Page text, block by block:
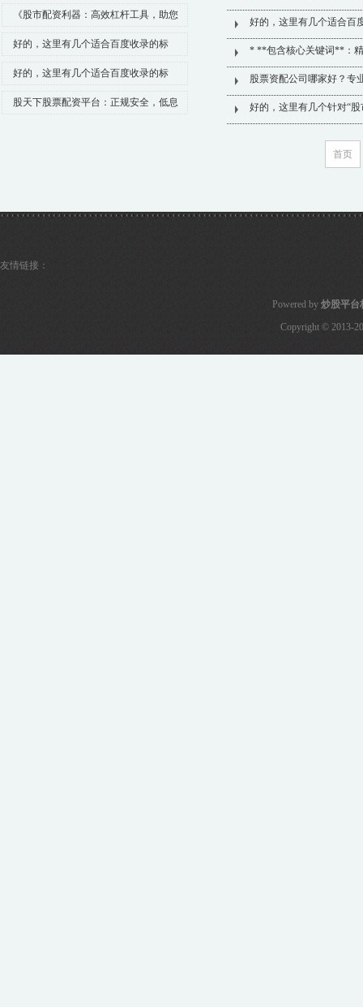
键词、符合百度收录规范的标题，均在以
《股市配资利器：高效杠杆工具，助您
把握市场机遇！》
好的，这里有几个适合百度收录的标
题，均控制在以内，并围绕“股市配资行
好的，这里有几个适合百度收录的标
题，均控制在以内，并融入了核心关键
股天下股票配资平台：正规安全，低息
好的，这里有几个适合百
* **包含核心关键词**：
股票资配公司哪家好？专
好的，这里有几个针对“
首页
友情链接：
Powered by 炒股平台
Copyright © 2013-